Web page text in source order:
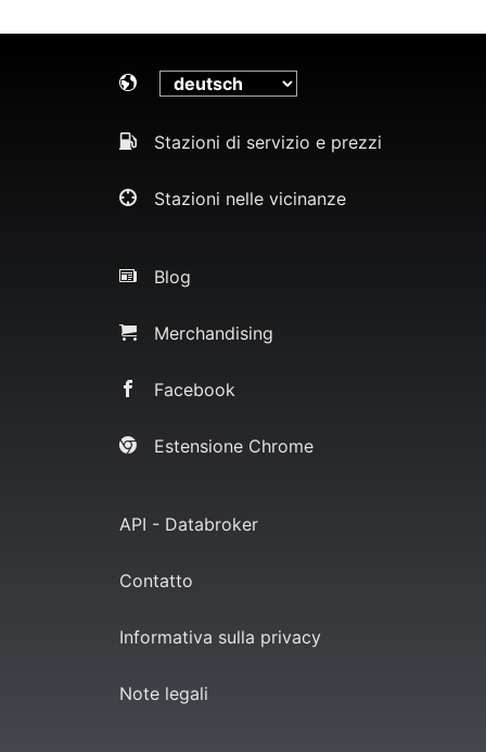
Stazioni di servizio e prezzi
Stazioni nelle vicinanze
Blog
Merchandising
Facebook
Estensione Chrome
API - Databroker
Contatto
Informativa sulla privacy
Note legali